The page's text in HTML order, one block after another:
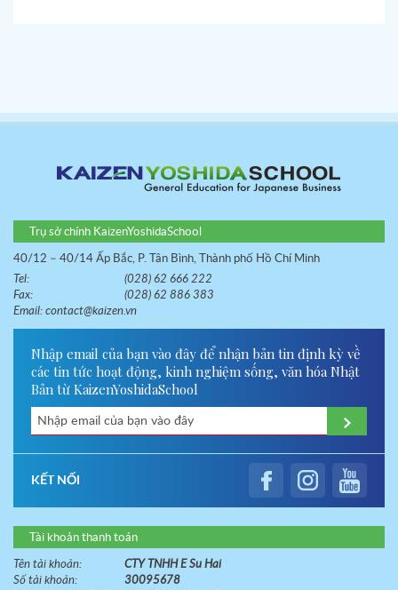
Trụ sở chính KaizenYoshidaSchool
40/12 – 40/14 Ấp Bắc, P. Tân Bình, Thành phố Hồ Chí Minh
Tel:
(028) 62 666 222
Fax:
(028) 62 886 383
Email: contact@kaizen.vn
Nhập email của bạn vào đây để nhận bản tin định kỳ về
các tin tức hoạt động, kinh nghiệm sống, văn hóa Nhật
Bản từ KaizenYoshidaSchool
KẾT NỐI
Tài khoản thanh toán
Tên tài khoản:
CTY TNHH E Su Hai
Số tài khoản:
30095678